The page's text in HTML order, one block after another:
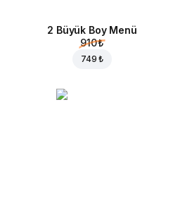
2 Büyük Boy Menü
910 ₺
749 ₺